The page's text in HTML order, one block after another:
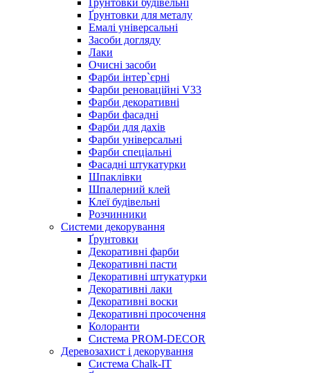
Ґрунтовки будівельні
Ґрунтовки для металу
Емалі універсальні
Засоби догляду
Лаки
Очисні засоби
Фарби інтер`єрні
Фарби реноваційні V33
Фарби декоративні
Фарби фасадні
Фарби для дахів
Фарби універсальні
Фарби спеціальні
Фасадні штукатурки
Шпаклівки
Шпалерний клей
Клеї будівельні
Розчинники
Системи декорування
Ґрунтовки
Декоративні фарби
Декоративні пасти
Декоративні штукатурки
Декоративні лаки
Декоративні воски
Декоративні просочення
Колоранти
Система PROM-DECOR
Деревозахист і декорування
Система Chalk-IT